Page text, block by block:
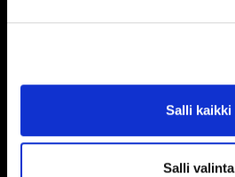
Salli kaikki
Salli valinta
TILASTOT